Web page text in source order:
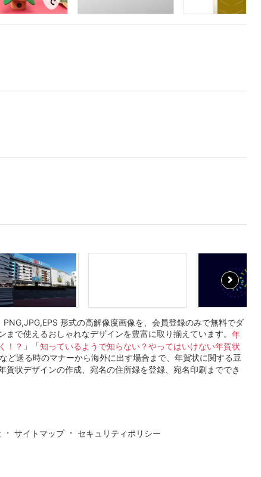
形式の高解像度画像を、会員登録のみで無料でダ
で使えるおしゃれなデザインを豊富に取り揃えています。 年
！？ 」「知っているようで知らない？やってはいけない年賀状
など送る時のマナーから海外に出す場合まで、年賀状に関する豆
賀状デザインの作成、宛名の住所録を登録、宛名印刷まででき
・ サイトマップ・ セキュリティポリシー